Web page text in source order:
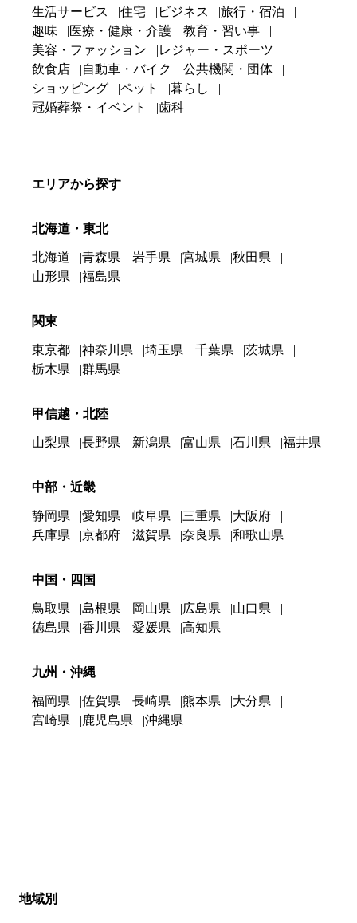
生活サービス 住宅 ビジネス
旅行・宿泊
趣味
医療・健康・介護
教育・習い事
美容・ファッション
レジャー・スポーツ
飲食店
自動車・バイク
公共機関・団体
ショッピング
ペット
暮らし
冠婚葬祭・イベント
歯科
エリアから探す
北海道・東北
北海道 青森県 岩手県 宮城県
秋田県
山形県
福島県
関東
東京都 神奈川県 埼玉県 千葉県
茨城県
栃木県
群馬県
甲信越・北陸
山梨県 長野県 新潟県 富山県 石川県 福井県
中部・近畿
静岡県 愛知県 岐阜県 三重県
大阪府
兵庫県
京都府 滋賀県 奈良県 和歌山県
中国・四国
鳥取県 島根県 岡山県 広島県
山口県
徳島県
香川県 愛媛県 高知県
九州・沖縄
福岡県 佐賀県 長崎県 熊本県
大分県
宮崎県
鹿児島県 沖縄県
地域別